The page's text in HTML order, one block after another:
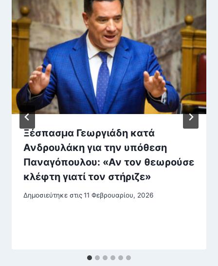
Ξέσπασμα Γεωργιάδη κατά
Ανδρουλάκη για την υπόθεση
Παναγόπουλου: «Αν τον θεωρούσε
κλέφτη γιατί τον στήριζε»
Δημοσιεύτηκε στις11 Φεβρουαρίου, 2026